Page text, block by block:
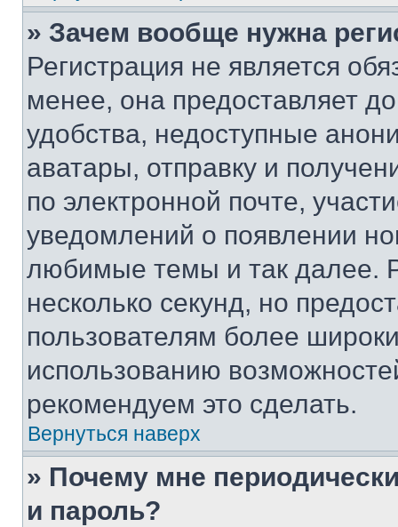
» Зачем вообще нужна
Регистрация не является
менее, она предоставляет
удобства, недоступные
аватары, отправку и
по электронной почте,
уведомлений о появлении
любимые темы и так далее.
несколько секунд, но
пользователям более
использованию
рекомендуем это сделать.
Вернуться наверх
» Почему мне
и пароль?